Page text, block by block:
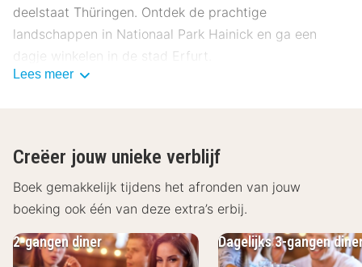
deelstaat Thüringen. Ontdek de prachtige
landschappen in Nationaal Park Hainick en ga een
dagje winkelen in de stad Erfurt.
badkamer met een bad en/of douche, toilet en föhn. In
de lobby van het hotel vindt u de Wi-Fi waar u tegen
betaling gebruik van kunt maken. Begin de dag goed
met een uitgebreid ontbijt in het restaurant van het
hotel, de Leander Bar. Hier kunt u ook ’s middags en ’s
Lees meer
Creëer jouw unieke verblijf
Boek gemakkelijk tijdens het afronden van jouw
boeking ook één van deze extra’s erbij.
2-gangen diner Dagelijks 3-gangen